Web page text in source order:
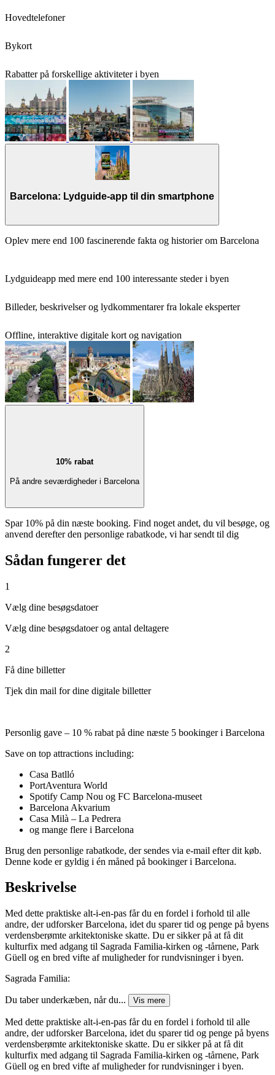
Hovedtelefoner
Bykort
Rabatter på forskellige aktiviteter i byen
Barcelona: Lydguide-app til din smartphone
Oplev mere end 100 fascinerende fakta og historier om Barcelona
Lydguideapp med mere end 100 interessante steder i byen
Billeder, beskrivelser og lydkommentarer fra lokale eksperter
Offline, interaktive digitale kort og navigation
10% rabat
På andre seværdigheder i Barcelona
Spar 10% på din næste booking. Find noget andet, du vil besøge, og
anvend derefter den personlige rabatkode, vi har sendt til dig
Sådan fungerer det
1
Vælg dine besøgsdatoer
Vælg dine besøgsdatoer og antal deltagere
2
Få dine billetter
Tjek din mail for dine digitale billetter
Personlig gave – 10 % rabat på dine næste 5 bookinger i Barcelona
Save on top attractions including:
Casa Batlló
PortAventura World
Spotify Camp Nou og FC Barcelona-museet
Barcelona Akvarium
Casa Milà – La Pedrera
og mange flere i Barcelona
Brug den personlige rabatkode, der sendes via e-mail efter dit køb.
Denne kode er gyldig i én måned på bookinger i Barcelona.
Beskrivelse
Med dette praktiske alt-i-en-pas får du en fordel i forhold til alle
andre, der udforsker Barcelona, idet du sparer tid og penge på byens
verdensberømte arkitektoniske skatte. Du er sikker på at få dit
kulturfix med adgang til Sagrada Familia-kirken og -tårnene, Park
Güell og en bred vifte af muligheder for rundvisninger i byen.
Sagrada Familia:
Du taber underkæben, når du... Vis mere
Med dette praktiske alt-i-en-pas får du en fordel i forhold til alle
andre, der udforsker Barcelona, idet du sparer tid og penge på byens
verdensberømte arkitektoniske skatte. Du er sikker på at få dit
kulturfix med adgang til Sagrada Familia-kirken og -tårnene, Park
Güell og en bred vifte af muligheder for rundvisninger i byen.